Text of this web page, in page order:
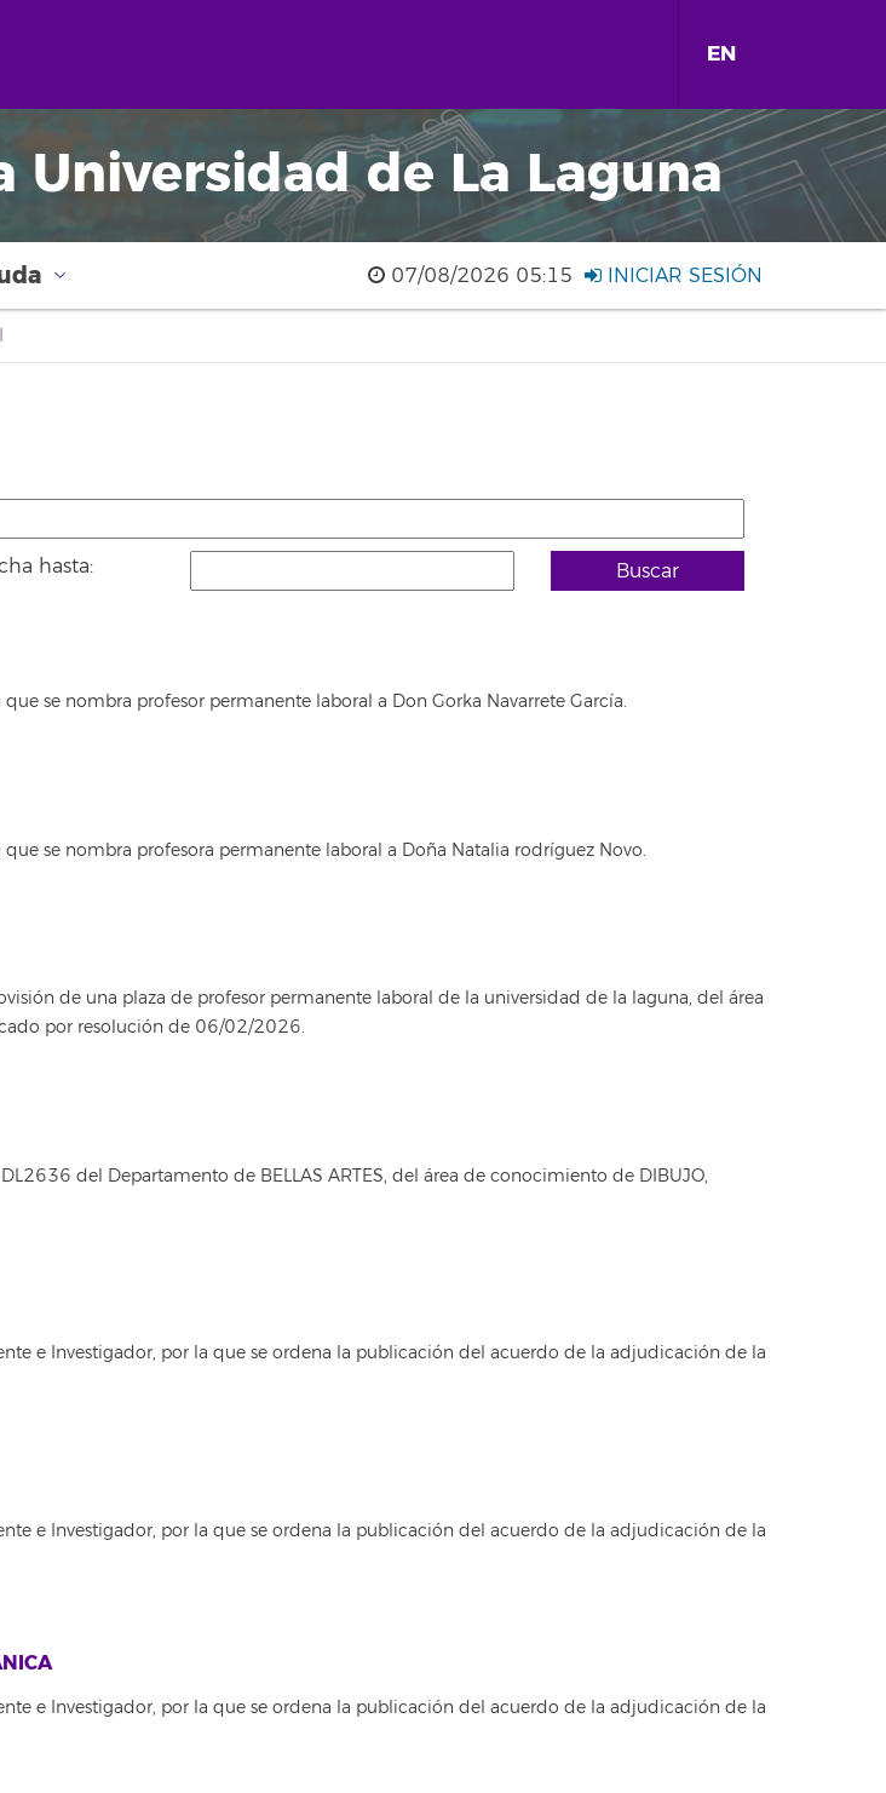
EN
Universidad de La Laguna
07/08/2026 05:15 INICIAR SESIÓN
hasta: Buscar
se nombra profesor permanente laboral a Don Gorka Navarrete García.
se nombra profesora permanente laboral a Doña Natalia rodríguez Novo.
de una plaza de profesor permanente laboral de la universidad de la laguna, del área
por resolución de 06/02/2026.
del Departamento de BELLAS ARTES, del área de conocimiento de DIBUJO,
e Investigador, por la que se ordena la publicación del acuerdo de la adjudicación de la
e Investigador, por la que se ordena la publicación del acuerdo de la adjudicación de la
e Investigador, por la que se ordena la publicación del acuerdo de la adjudicación de la